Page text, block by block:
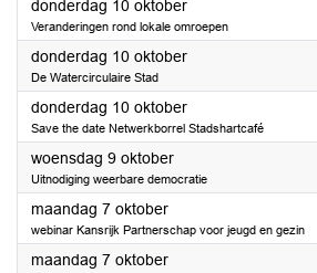
donderdag 10 oktober2024
Veranderingen rond lokale omroepen
donderdag 10 oktober2024
De Watercirculaire Stad
donderdag 10 oktober2024
Save the date Netwerkborrel Stadshartcafé
woensdag 9 oktober2024
Uitnodiging weerbare democratie
maandag 7 oktober2024
webinar Kansrijk Partnerschap voor jeugd en gezin
maandag 7 oktober2024